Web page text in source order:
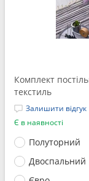
Комплект
текстиль
Залишити відгук
Є в наявності
Полуторний
Двоспальний